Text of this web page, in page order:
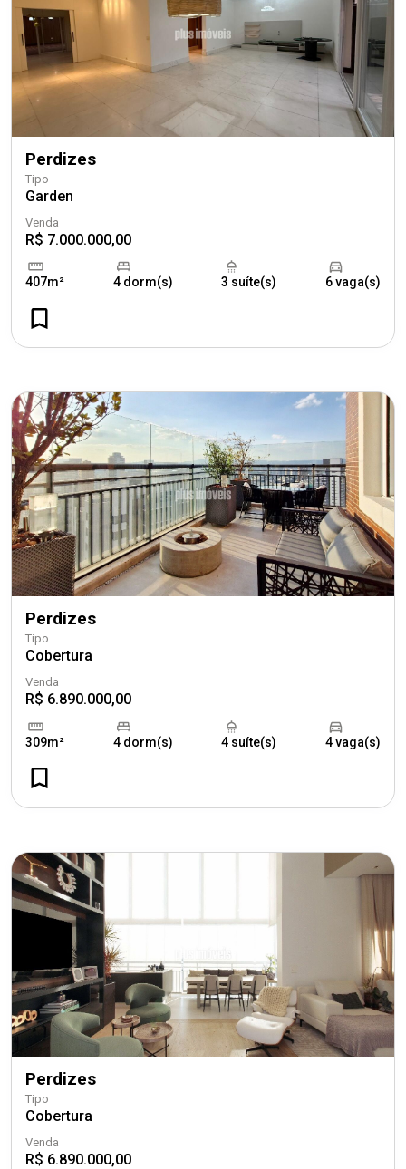
Perdizes
Tipo
Garden
Venda
R$ 7.000.000,00
407m² 4 dorm(s) 3 suíte(s) 6 vaga(s)
Perdizes
Tipo
Cobertura
Venda
R$ 6.890.000,00
309m² 4 dorm(s) 4 suíte(s) 4 vaga(s)
Perdizes
Tipo
Cobertura
Venda
R$ 6.890.000,00